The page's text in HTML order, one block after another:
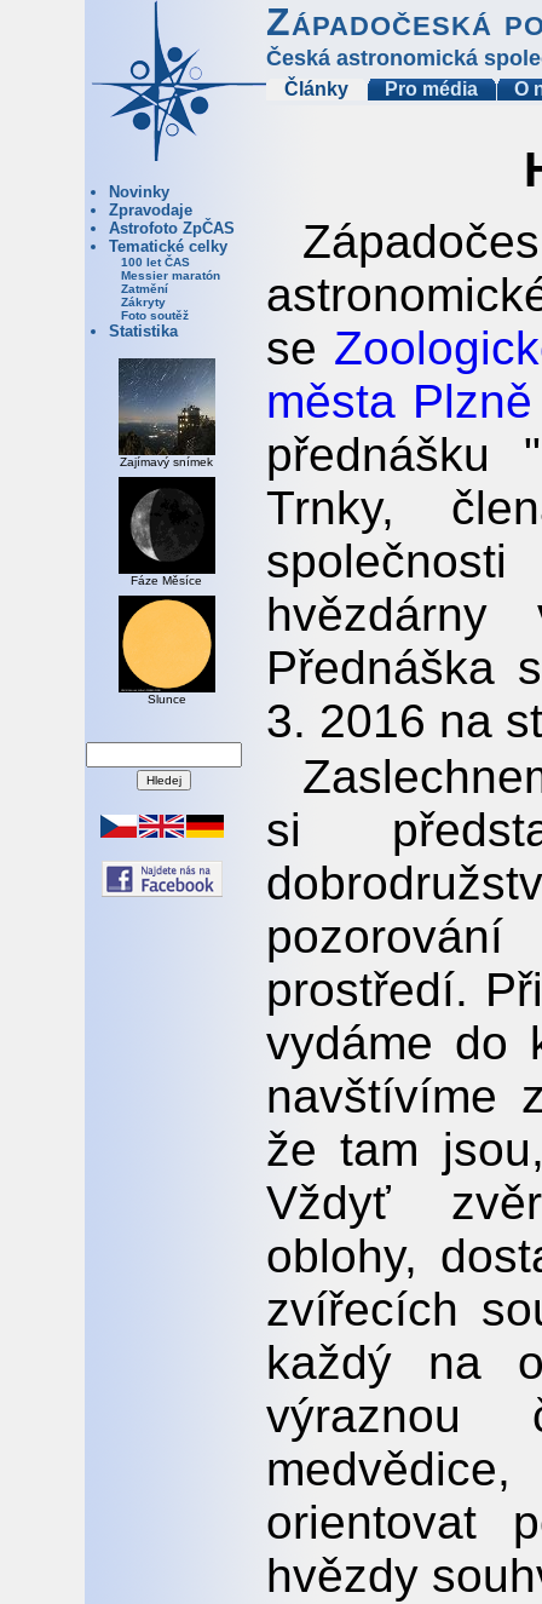
Západočeská
Česká astronomická
Články Pro média O
Novinky
Zpravodaje
Astrofoto ZpČAS
Tematické celky
100 let ČAS
Messier maratón
Zatmění
Zákryty
Foto soutěž
Statistika
Zajímavý snímek
Fáze Měsíce
Slunce
se
města Plzně
přednášku
Trnky,
Přednáška
3. 2016 na
si
prostředí.
vydáme do
navštívíme
že tam
Vždyť
oblohy,
zvířecích
každý na
výraznou
orientovat
hvězdy